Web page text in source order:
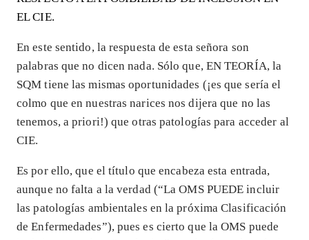
EL CIE.
En este sentido, la respuesta de esta señora son
palabras que no dicen nada. Sólo que, EN TEORÍA, la
SQM tiene las mismas oportunidades (¡es que sería el
colmo que en nuestras narices nos dijera que no las
tenemos, a priori!) que otras patologías para acceder al
CIE.
Es por ello, que el título que encabeza esta entrada,
aunque no falta a la verdad (“La OMS PUEDE incluir
las patologías ambientales en la próxima Clasificación
de Enfermedades”), pues es cierto que la OMS puede